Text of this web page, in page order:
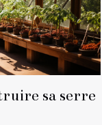
sa serre